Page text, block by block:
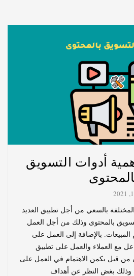
أدوات التسويق
بالسعي من أجل تطبيق العديد
بالمحتوى وذلك من أجل العمل
بالإضافة إلى العمل على
مع العملاء والعمل على تطبيق
من قبل يكمن الاهتمام في العمل على
وذلك بغض النظر عن أهداف